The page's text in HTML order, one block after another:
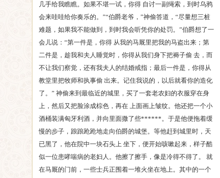
几手给我瞧瞧。如果不堪一试，你得 自讨一副绳索，到时乌鸦
会来哇哇给你奏乐的。”“伯爵老爷，”神偷答道，“尽量想三桩
难题，如果我不能做到，到时我会听凭你的处罚。”伯爵想了一
会儿说：“第一件是，你得 从我的马厩里把我的马盗出来；第
二件是，趁我和夫人睡觉时，你得从我们身下把褥子偷 去，而
不让我们察觉，还有我夫人的结婚戒指；最后一件是，你得从
教堂里把牧师和执事偷 出来。记住我说的，以后就看你的造化
了。” 神偷来到最临近的城里，买了一套老农妇的衣服穿在身
上，然后又把脸涂成棕色，再在 上面画上皱纹。他还把一个小
酒桶装满匈牙利酒，并向里面撒了些******。于是他便拖着缓
慢的步子，踉踉跄跄地走向伯爵的城堡。等他赶到城里时，天
已黑了，他在院中一块石头上 坐下，便开始咳嗽起来，样子酷
似一位患哮喘病的老妇人。他擦了擦手，像是冷得不得了。 就
在马厩的门前，一些士兵正围着一堆火坐在地上。其中的一个